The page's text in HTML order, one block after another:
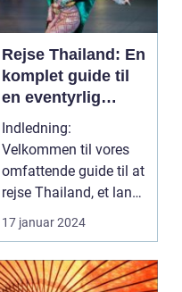
Rejse Thailand: En
komplet guide til
en eventyrlig
oplevelse
Indledning:
Velkommen til vores
omfattende guide til at
rejse Thailand, et land
rigt på kultur, hist...
17 januar 2024